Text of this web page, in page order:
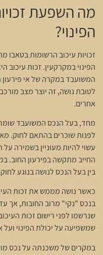
מה השפעת
הפינוי?
זכויות עיכוב הרשומות בטאבו
הפינוי במקרקעין. זכות עיכוב
המשועבד במקרה של אי
לטובת נושה, זה יוצר מצב
אחרים.
מחד, בעל הנכס המשועבד שומר
לפנות שוכרים בהתאם לחוק.
עשוי להיות מעוניין בשמירה
החייב מתקשה בפירעון החוב.
בין בעל הנכס לנושה בנוגע לחוק
כאשר נושה מממש את זכות
בנכס "נקי" מרוב החובות, אך
שנרשמו לפני רישום זכות
שמשפיעה על יכולת הפינוי ועל
במקרים של משכנתה על נכס